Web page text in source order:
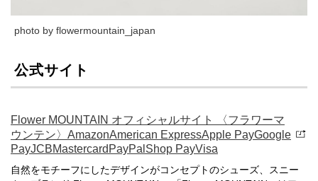
photo by flowermountain_japan
公式サイト
Flower MOUNTAIN オフィシャルサイト 〈フラワーマ
ウンテン〉AmazonAmerican ExpressApple PayGoogle
PayJCBMastercardPayPalShop PayVisa
自然をモチーフにしたデザインがコンセプトのシューズ、スニー